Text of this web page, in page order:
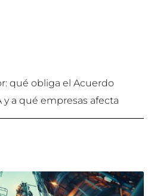
qué obliga el Acuerdo
y a qué empresas afecta